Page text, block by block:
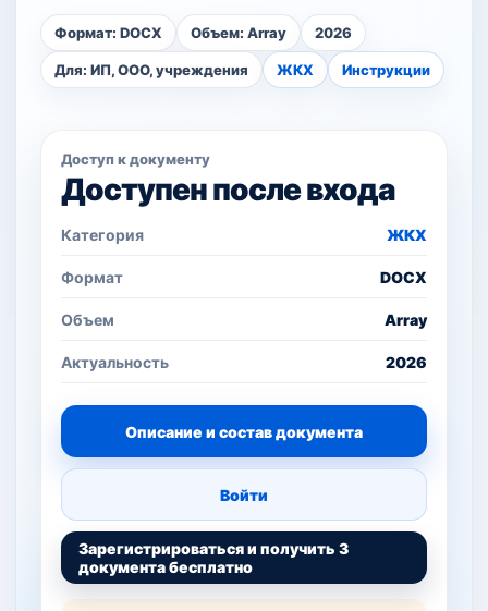
Формат: DOCX Объем: Array 2026
Для: ИП, ООО, учреждения ЖКХ Инструкции
Доступ к документу
Доступен после входа
Категория ЖКХ
Формат DOCX
Объем Array
Актуальность 2026
Описание и состав документа
Войти
Зарегистрироваться и получить 3
документа бесплатно